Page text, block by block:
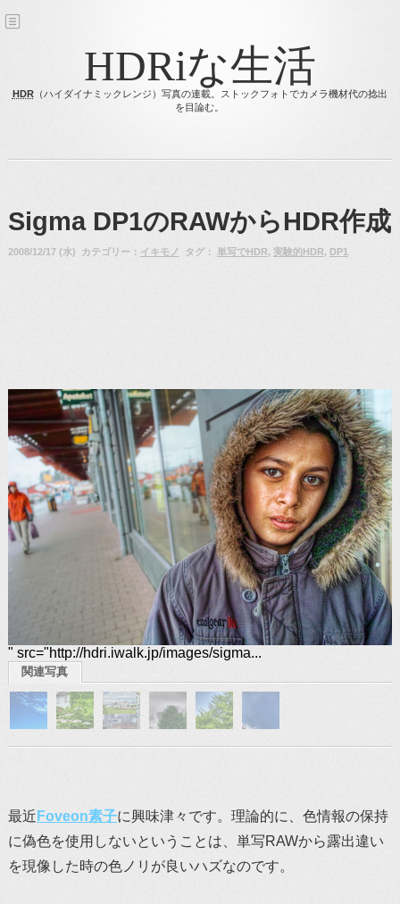
HDRiな生活
HDR（ハイダイナミックレンジ）写真の連載。ストックフォトでカメラ機材代の捻出
を目論む。
Sigma DP1のRAWからHDR作成
2008/12/17 (水) カテゴリー： イキモノ タグ： 単写でHDR, 実験的HDR, DP1
" src="http://hdri.iwalk.jp/images/sigma...
関連写真
最近 Foveon素子に興味津々です。理論的に、色情報の保持
に偽色を使用しないということは、単写RAWから露出違い
を現像した時の色ノリが良いハズなのです。